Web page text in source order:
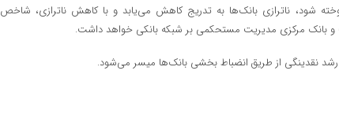
شود، ناترازی بانک‌ها به تدریج کاهش می‌یابد و با کاهش ناترازی، شاخص
بانک مرکزی مدیریت مستحکمی بر شبکه بانکی خواهد داشت.
رشد نقدینگی از طریق انضباط بخشی بانک‌ها میسر می‌شود.